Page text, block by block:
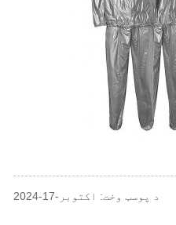
د پوسټ وخت: اکتوبر-17-2024